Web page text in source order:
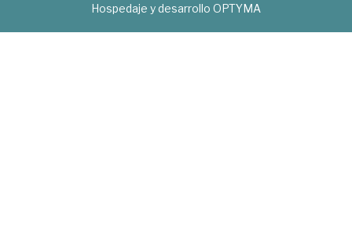
Hospedaje y desarrollo OPTYMA